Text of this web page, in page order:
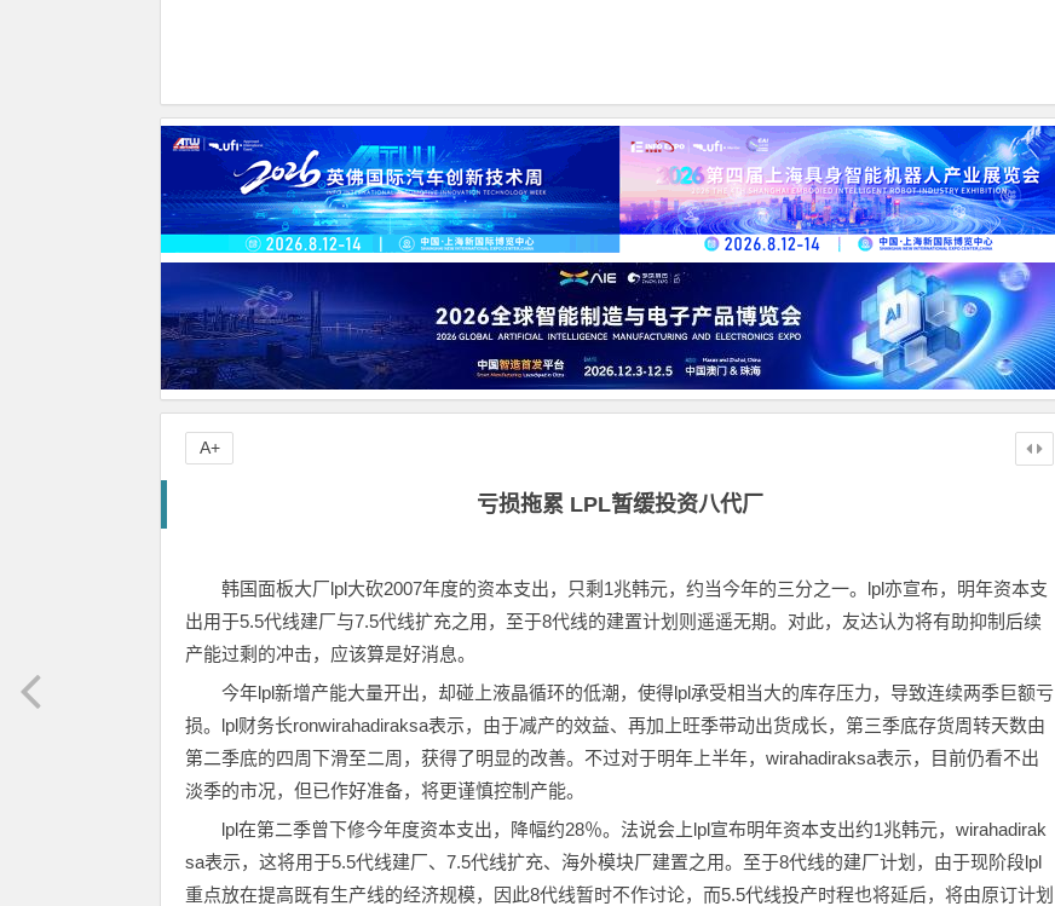
亏损拖累 LPL暂缓投资八代厂
韩国面板大厂lpl大砍2007年度的资本支出，只剩1兆韩元，约当今年的三分之一。lpl亦宣布，明年资本支
出用于5.5代线建厂与7.5代线扩充之用，至于8代线的建置计划则遥遥无期。对此，友达认为将有助抑制后续
产能过剩的冲击，应该算是好消息。
今年lpl新增产能大量开出，却碰上液晶循环的低潮，使得lpl承受相当大的库存压力，导致连续两季巨额亏
损。lpl财务长ronwirahadiraksa表示，由于减产的效益、再加上旺季带动出货成长，第三季底存货周转天数由
第二季底的四周下滑至二周，获得了明显的改善。不过对于明年上半年，wirahadiraksa表示，目前仍看不出
淡季的市况，但已作好准备，将更谨慎控制产能。
lpl在第二季曾下修今年度资本支出，降幅约28％。法说会上lpl宣布明年资本支出约1兆韩元，wirahadirak
sa表示，这将用于5.5代线建厂、7.5代线扩充、海外模块厂建置之用。至于8代线的建厂计划，由于现阶段lpl
重点放在提高既有生产线的经济规模，因此8代线暂时不作讨论，而5.5代线投产时程也将延后，将由原订计划
A+